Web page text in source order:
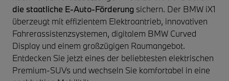
die staatliche E-Auto-Förderung sichern. Der BMW iX1
überzeugt mit effizientem Elektroantrieb, innovativen
Fahrerassistenzsystemen, digitalem BMW Curved
Display und einem großzügigen Raumangebot.
Entdecken Sie jetzt eines der beliebtesten elektrischen
Premium-SUVs und wechseln Sie komfortabel in eine